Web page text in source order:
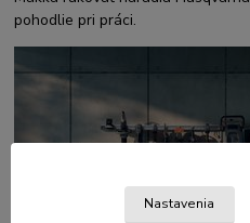
pohodlie pri práci.
Nastavenia